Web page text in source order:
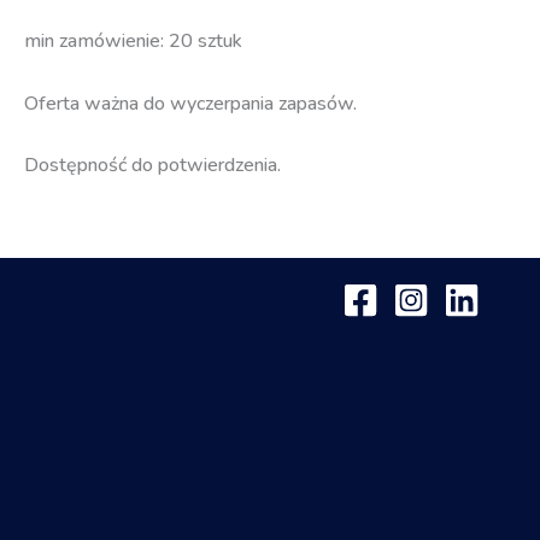
min zamówienie: 20 sztuk
Oferta ważna do wyczerpania zapasów.
Dostępność do potwierdzenia.